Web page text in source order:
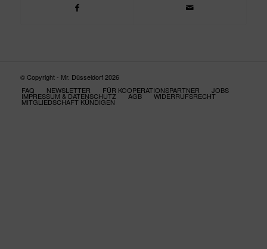
© Copyright - Mr. Düsseldorf 2026
FAQ
NEWSLETTER FÜR KOOPERATIONSPARTNER JOBS
IMPRESSUM & DATENSCHUTZ AGB WIDERRUFSRECHT
MITGLIEDSCHAFT KÜNDIGEN